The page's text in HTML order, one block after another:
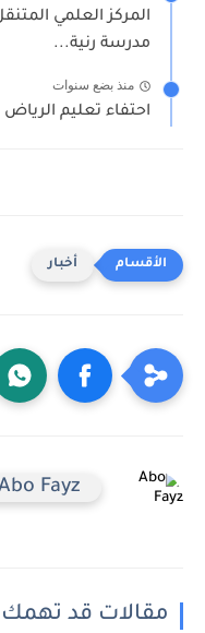
مدرسة رنية...
منذ بضع سنوات
احتفاء تعليم
أخبار
Fayz
مقالات قد تهمك